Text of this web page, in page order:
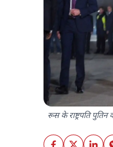
रूस के राष्ट्रपति